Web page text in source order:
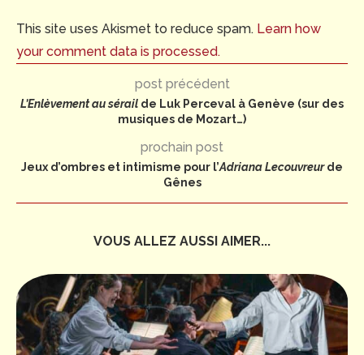
This site uses Akismet to reduce spam. Learn how
your comment data is processed.
post précédent
L’Enlèvement au sérail de Luk Perceval à Genève (sur des
musiques de Mozart…)
prochain post
Jeux d’ombres et intimisme pour l’Adriana Lecouvreurde
Gênes
VOUS ALLEZ AUSSI AIMER...